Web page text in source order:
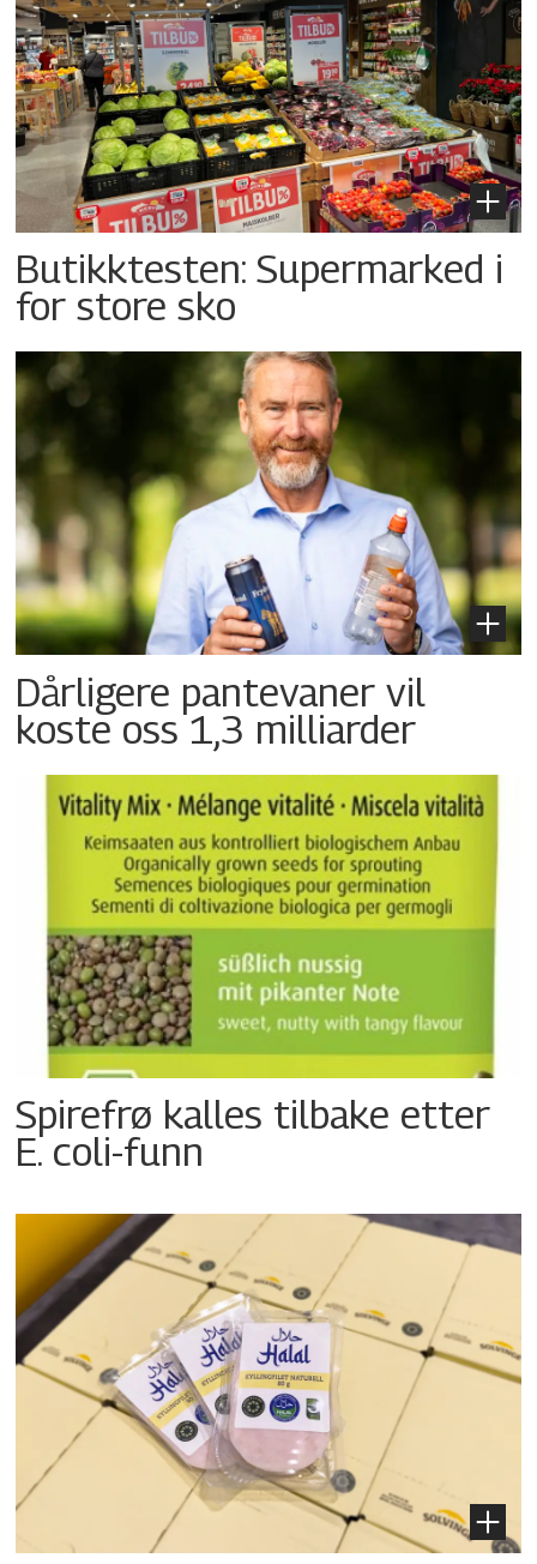
Butikktesten: Supermarked i
for store sko
Dårligere pantevaner vil
koste oss 1,3 milliarder
Spirefrø kalles tilbake etter
E. coli-funn